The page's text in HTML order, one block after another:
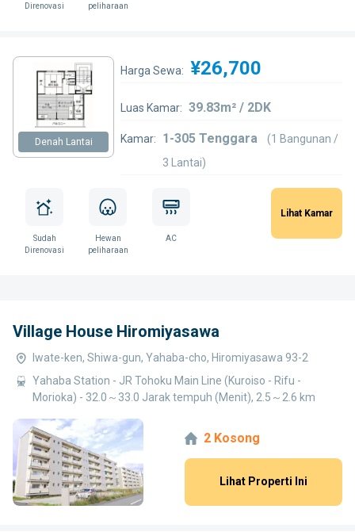
Direnovasi
peliharaan
Denah Lantai
Harga Sewa: ¥26,700
Luas Kamar: 39.83m² / 2DK
Kamar: 1-305 Tenggara
(1 Bangunan /
3 Lantai)
Sudah
Direnovasi
Hewan
peliharaan
AC
Lihat Kamar
Village House Hiromiyasawa
Iwate-ken, Shiwa-gun, Yahaba-cho, Hiromiyasawa 93-2
Yahaba Station - JR Tohoku Main Line (Kuroiso - Rifu -
Morioka) - 32.0～33.0 Jarak tempuh (Menit), 2.5～2.6 km
2 Kosong
Lihat Properti Ini